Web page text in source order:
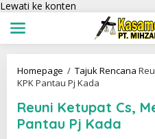
Lewati ke konten
Homepage / Tajuk Rencana
KPK Pantau Pj Kada
Reuni Ketupat Cs,
Pantau Pj Kada